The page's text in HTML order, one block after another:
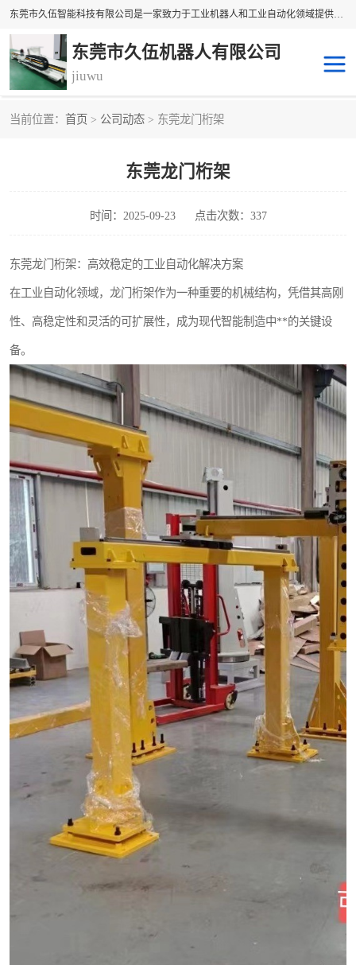
东莞市久伍智能科技有限公司是一家致力于工业机器人和工业自动化领域提供坐标机 械手解决方案的民族品牌企业。 本公司产品包括自动上下料机械手、多轴机械手、直线电机、精密定位滑台、线性滑台、重型模组、地轨等高精密传动组件。公司集设计，研发，制造及销售于一体的高科技企业。 将持续创新，更加专注于线性传动技术与产品研发，为您提供更、精密、可靠的产品与 技术，为中国自动化核心零部件做出贡献。
东莞市久伍机器人有限公司
jiuwu
当前位置： 首页 > 公司动态 > 东莞龙门桁架
东莞龙门桁架
时间：2025-09-23 点击次数：337
东莞龙门桁架：高效稳定的工业自动化解决方案
在工业自动化领域，龙门桁架作为一种重要的机械结构，凭借其高刚
性、高稳定性和灵活的可扩展性，成为现代智能制造中**的关键设
备。
龙门桁架
机器人机械手